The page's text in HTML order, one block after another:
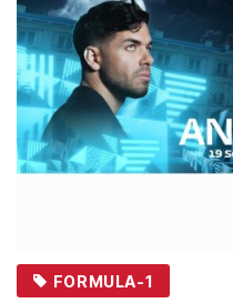
FORMULA-1